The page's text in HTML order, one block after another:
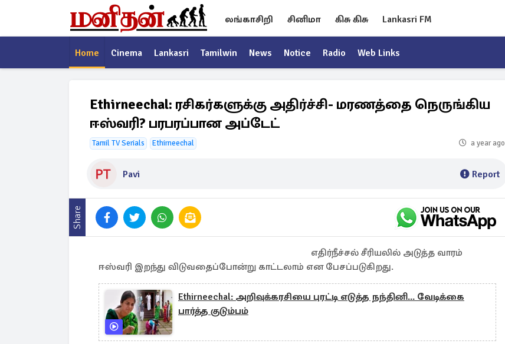
லங்காசிறி சினிமா கிசு கிசு Lankasri FM
Home Cinema Lankasri Tamilwin News Notice Radio Web Links
Ethirneechal: ரசிகர்களுக்கு அதிர்ச்சி- மரணத்தை நெருங்கிய
ஈஸ்வரி? பரபரப்பான அப்டேட்
Tamil TV Serials Ethirneechal a year ago
Pavi Report
Share
எதிர்நீச்சல் சீரியலில் அடுத்த வாரம்
ஈஸ்வரி இறந்து விடுவதைப்போன்று காட்டலாம் என பேசப்படுகிறது.
Ethirneechal: அறிவுக்கரசியை புரட்டி எடுத்த நந்தினி... வேடிக்கை
பார்த்த குடும்பம்